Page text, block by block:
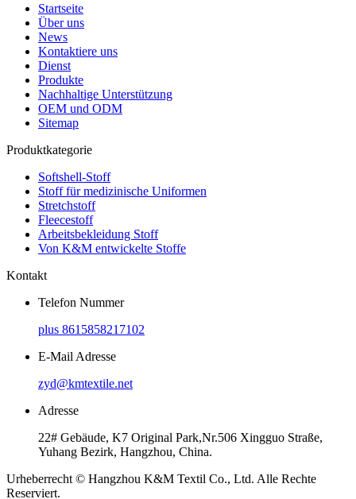
Startseite
Über uns
News
Kontaktiere uns
Dienst
Produkte
Nachhaltige Unterstützung
OEM und ODM
Sitemap
Produktkategorie
Softshell-Stoff
Stoff für medizinische Uniformen
Stretchstoff
Fleecestoff
Arbeitsbekleidung Stoff
Von K&M entwickelte Stoffe
Kontakt
Telefon Nummer
plus 8615858217102
E-Mail Adresse
zyd@kmtextile.net
Adresse
22# Gebäude, K7 Original Park,Nr.506 Xingguo Straße,
Yuhang Bezirk, Hangzhou, China.
Urheberrecht © Hangzhou K&M Textil Co., Ltd. Alle Rechte
Reserviert.